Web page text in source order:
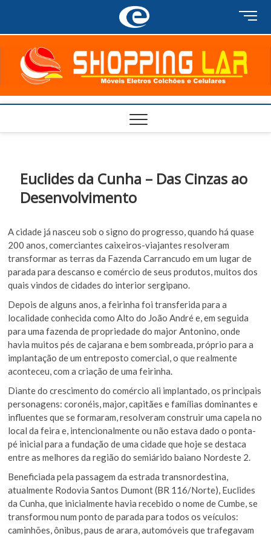
content
M
u
B
t
t
n
Euclides da Cunha – Das Cinzas ao
Desenvolvimento
A cidade já nasceu sob o signo do progresso, quando há quase
200 anos, comerciantes caixeiros-viajantes resolveram
transformar as terras da Fazenda Carrancudo em um lugar de
parada para descanso e comércio de seus produtos, muitos dos
quais vindos de cidades do interior sergipano.
Depois de alguns anos, a feirinha foi transferida para a
localidade conhecida como Alto do João André e, em seguida
para uma fazenda de propriedade do major Antonino, onde
havia muitos pés de cajarana e bem sombreada, próprio para a
implantação de um entreposto comercial, o que realmente
aconteceu, com a criação de uma feirinha.
Diante do crescimento do comércio ali implantado, os principais
personagens: coronéis, major, capitães e famílias dominantes e
influentes que se formaram, resolveram construir uma capela no
local da feira e, intencionalmente ou não estava dado o ponta-
pé inicial para a fundação de uma cidade que hoje se destaca
entre as melhores da região do semiárido baiano Nordeste 2.
Beneficiada pela passagem da estrada transnordestina,
atualmente Rodovia Santos Dumont (BR 116/Norte), Euclides
da Cunha, que inicialmente havia recebido o nome de Cumbe, se
transformou num ponto de parada para todos os veículos:
caminhões, ônibus, paus de arara, automóveis que trafegavam